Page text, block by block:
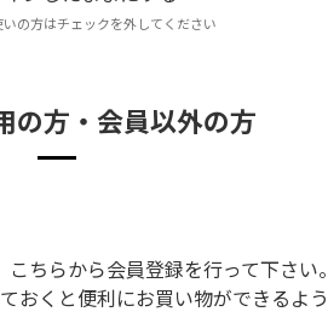
の方はチェックを外してください
の方・会員以外の方
ちらから会員登録を行って下さい
おくと便利にお買い物ができるよ